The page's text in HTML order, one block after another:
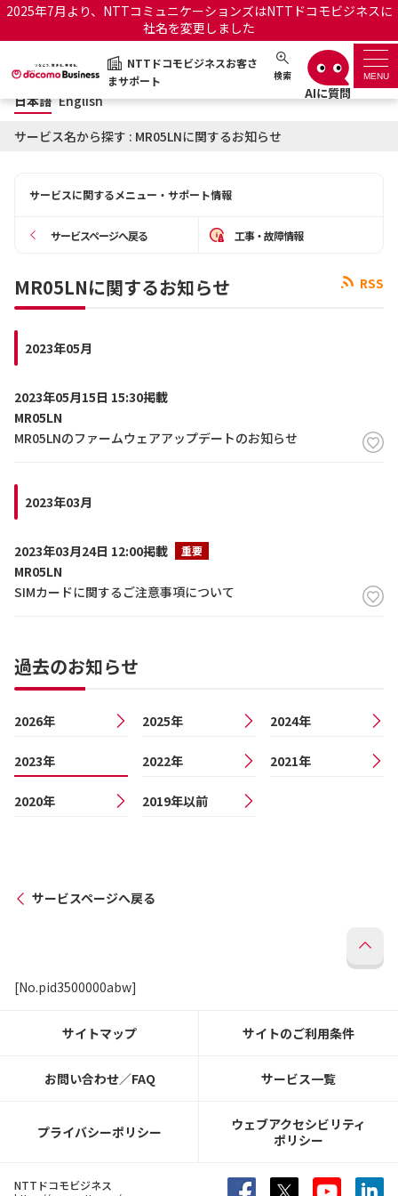
2025年7月より、NTTコミュニケーションズはNTTドコモビジネスに
社名を変更しました
NTTドコモビジネスお客さ
まサポート
検索 MENU
NTTドコモビジネスお客さまサポート 日本語 English
サポートトップ
日本語 English
サービス名から探す : MR05LNに関するお知らせ
サービスに関するメニュー・サポート情報
サービスページへ戻る 工事・故障情報
RSS
MR05LNに関するお知らせ
2023年05月
2023年05月15日 15:30掲載
MR05LN
MR05LNのファームウェアアップデートのお知らせ
2023年03月
2023年03月24日 12:00掲載 重要
MR05LN
SIMカードに関するご注意事項について
過去のお知らせ
2026年 2025年 2024年
2023年 2022年 2021年
2020年 2019年以前
サービスページへ戻る
[No.pid3500000abw]
サイトマップ サイトのご利用条件
お問い合わせ／FAQ サービス一覧
プライバシーポリシー
ウェブアクセシビリティ
ポリシー
NTTドコモビジネス